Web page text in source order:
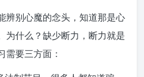
辨别心魔的念头，知道那是心
为什么？缺少断力，断力就是
需要三方面：